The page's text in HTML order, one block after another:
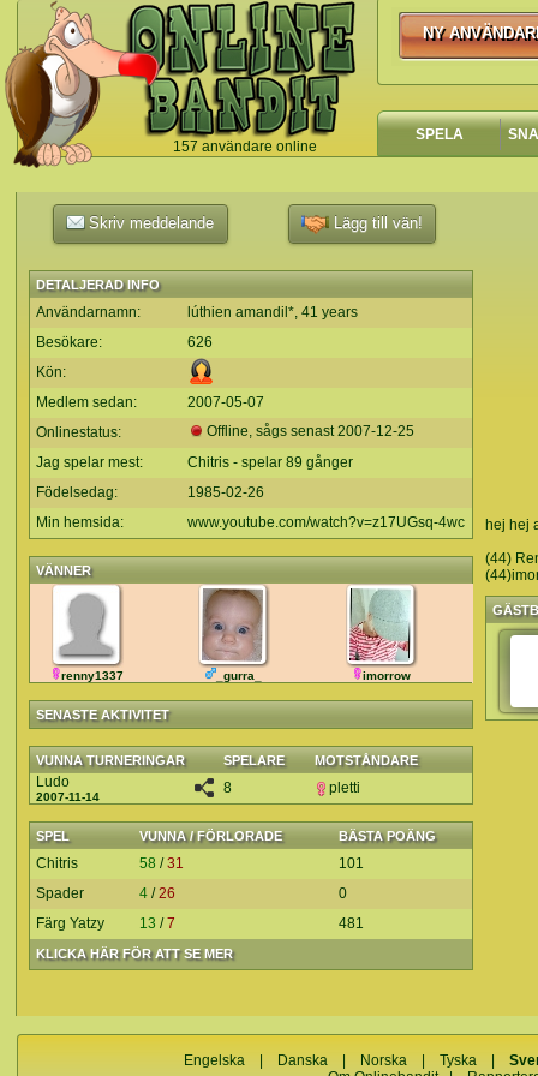
157 användare online
`
NY
NY
SPELA
Skriv meddelande Lägg till vän!
DETALJERAD INFO
Användarnamn:
lúthien amandil*, 41 years
Besökare:
626
Kön:
Medlem sedan:
2007-05-07
Onlinestatus:
Offline, sågs senast2007-12-25
Jag spelar mest:
Chitris - spelar 89 gånger
Födelsedag:
1985-02-26
Min hemsida:
www.youtube.com/watch?v=z17UGsq-4wc
VÄNNER
renny1337 _gurra_ imorrow
SENASTE AKTIVITET
VUNNA TURNERINGAR SPELARE MOTSTÅNDARE
Ludo
2007-11-14
8 pletti
SPEL VUNNA / FÖRLORADE BÄSTA POÄNG
KLICKA HÄR FÖR ATT SE MER
Chitris 58 /31
101
Spader
4 /26
0
Färg Yatzy
13 /7 481
hej hej
(44)
Engelska Danska Norska |Tyska |